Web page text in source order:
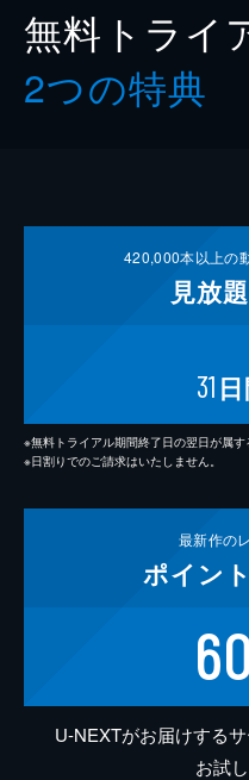
無料トライ
2つの特典
420,000本以上の
見放題
31
※無料トライアル期間終了日の翌日が属す
※日割りでのご請求はいたしません。
最新作の
ポイント
U-NEXTがお届けする
お試